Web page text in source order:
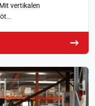
vertikalen